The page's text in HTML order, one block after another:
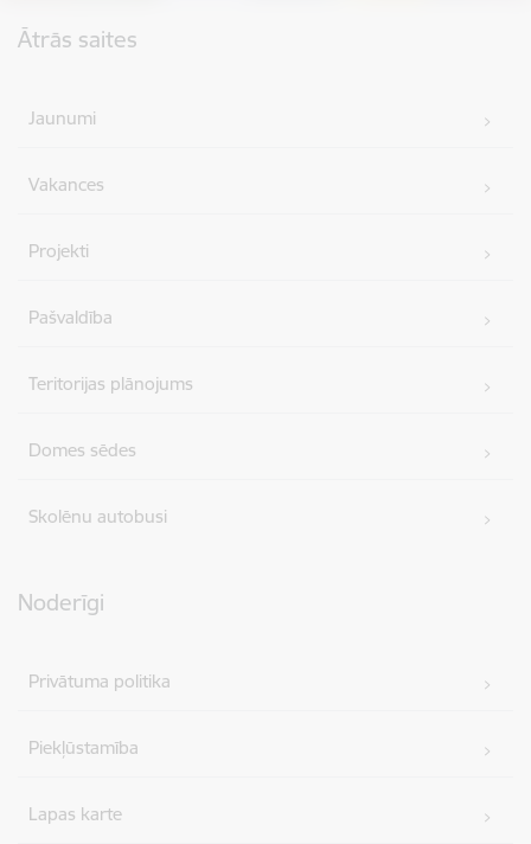
Ātrās saites
Jaunumi
Vakances
Projekti
Pašvaldība
Teritorijas plānojums
Domes sēdes
Skolēnu autobusi
Noderīgi
Privātuma politika
Piekļūstamība
Lapas karte